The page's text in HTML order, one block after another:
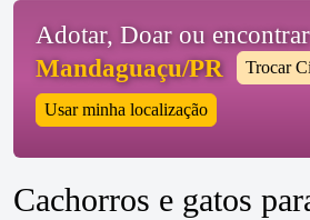
Adotar, Doar ou
Mandaguaçu/PR
Trocar
Usar minha localização
Cachorros e gatos